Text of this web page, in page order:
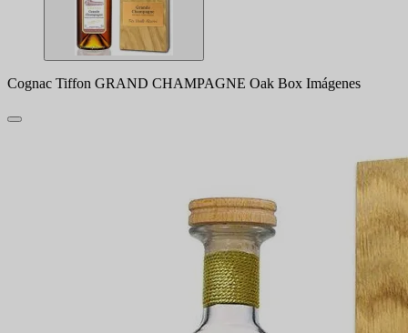
Cognac Tiffon GRAND CHAMPAGNE Oak Box Imágenes